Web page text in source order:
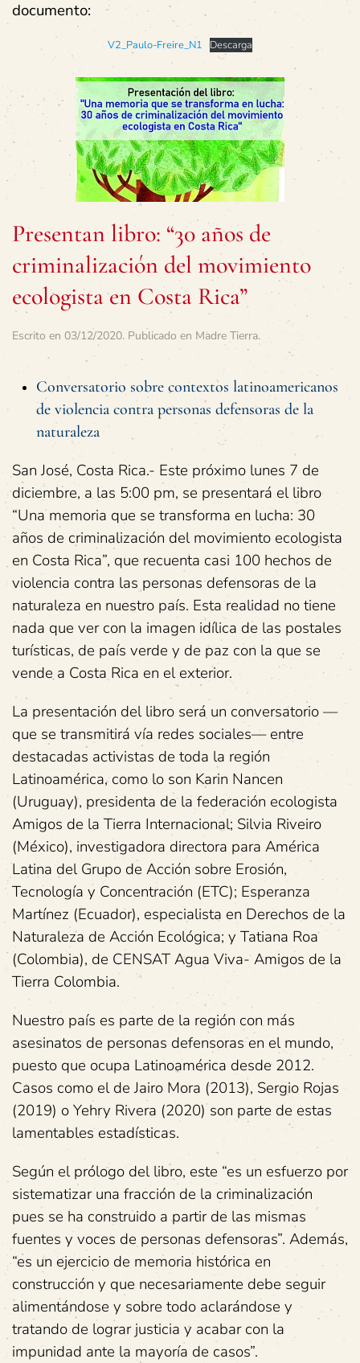
documento:
V2_Paulo-Freire_N1 Descarga
Presentan libro: “30 años de
criminalización del movimiento
ecologista en Costa Rica”
Escrito en 03/12/2020. Publicado en Madre Tierra.
Conversatorio sobre contextos latinoamericanos
de violencia contra personas defensoras de la
naturaleza
San José, Costa Rica.- Este próximo lunes 7 de
diciembre, a las 5:00 pm, se presentará el libro
“Una memoria que se transforma en lucha: 30
años de criminalización del movimiento ecologista
en Costa Rica”, que recuenta casi 100 hechos de
violencia contra las personas defensoras de la
naturaleza en nuestro país. Esta realidad no tiene
nada que ver con la imagen idílica de las postales
turísticas, de país verde y de paz con la que se
vende a Costa Rica en el exterior.
La presentación del libro será un conversatorio ––
que se transmitirá vía redes sociales–– entre
destacadas activistas de toda la región
Latinoamérica, como lo son Karin Nancen
(Uruguay), presidenta de la federación ecologista
Amigos de la Tierra Internacional; Silvia Riveiro
(México), investigadora directora para América
Latina del Grupo de Acción sobre Erosión,
Tecnología y Concentración (ETC); Esperanza
Martínez (Ecuador), especialista en Derechos de la
Naturaleza de Acción Ecológica; y Tatiana Roa
(Colombia), de CENSAT Agua Viva- Amigos de la
Tierra Colombia.
Nuestro país es parte de la región con más
asesinatos de personas defensoras en el mundo,
puesto que ocupa Latinoamérica desde 2012.
Casos como el de Jairo Mora (2013), Sergio Rojas
(2019) o Yehry Rivera (2020) son parte de estas
lamentables estadísticas.
Según el prólogo del libro, este “es un esfuerzo por
sistematizar una fracción de la criminalización
pues se ha construido a partir de las mismas
fuentes y voces de personas defensoras”. Además,
“es un ejercicio de memoria histórica en
construcción y que necesariamente debe seguir
alimentándose y sobre todo aclarándose y
tratando de lograr justicia y acabar con la
impunidad ante la mayoría de casos”.